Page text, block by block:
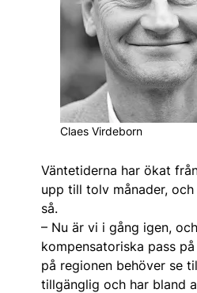
Claes Virdeborn
Väntetiderna har ökat
upp till tolv månader,
så.
– Nu är vi i gång igen,
kompensatoriska pass
på regionen behöver se
tillgänglig och har bland